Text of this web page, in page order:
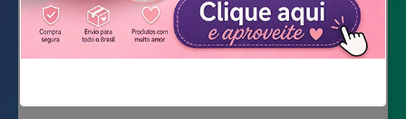
Baixar Moldes